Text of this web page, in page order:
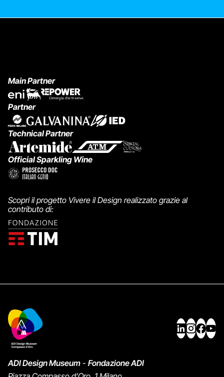
Main Partner
Partner
Technical Partner
Official Sparkling Wine
Scopri il progetto Vivere il Design realizzato grazie al
contributo di:
ADI Design Museum - Fondazione ADI